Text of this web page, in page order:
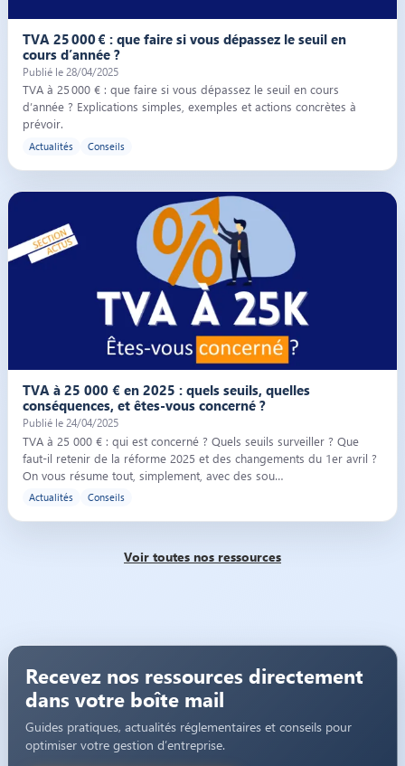
TVA 25 000 € : que faire si vous dépassez le seuil en
cours d’année ?
Publié le 28/04/2025
TVA à 25 000 € : que faire si vous dépassez le seuil en cours
d’année ? Explications simples, exemples et actions concrètes à
prévoir.
Actualités Conseils
TVA à 25 000 € en 2025 : quels seuils, quelles
conséquences, et êtes-vous concerné ?
Publié le 24/04/2025
TVA à 25 000 € : qui est concerné ? Quels seuils surveiller ? Que
faut-il retenir de la réforme 2025 et des changements du 1er avril ?
On vous résume tout, simplement, avec des sou…
Actualités Conseils
Voir toutes nos ressources
Recevez nos ressources directement
dans votre boîte mail
Guides pratiques, actualités réglementaires et conseils pour
optimiser votre gestion d’entreprise.